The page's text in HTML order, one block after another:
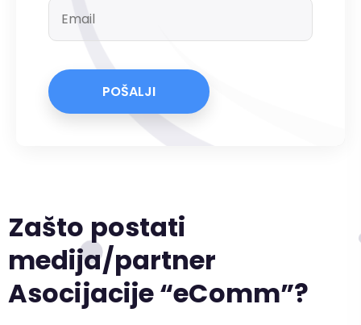
POŠALJI
Zašto postati
medija/partner
Asocijacije “eComm”?